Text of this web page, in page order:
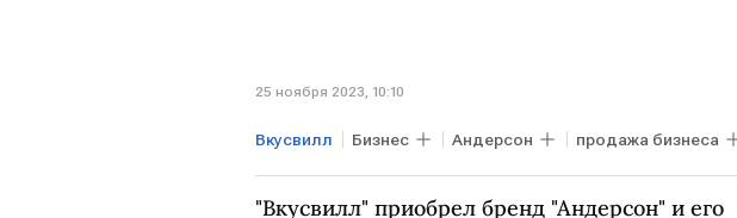
25 ноября 2023, 10:10
Вкусвилл Бизнес Андерсон продажа бизнеса
"Вкусвилл" приобрел бренд "Андерсон" и его